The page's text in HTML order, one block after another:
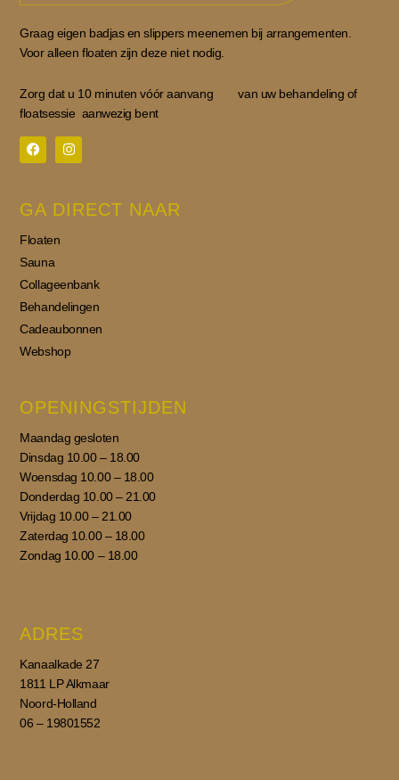
Graag eigen badjas en slippers meenemen bij arrangementen.
Voor alleen floaten zijn deze niet nodig.
Zorg dat u 10 minuten vóór aanvang van uw behandeling of
floatsessie aanwezig bent
e
o
o
k
GA DIRECT NAAR
Floaten
Sauna
Collageenbank
Behandelingen
Cadeaubonnen
Webshop
OPENINGSTIJDEN
Maandag gesloten
Dinsdag 10.00 – 18.00
Woensdag 10.00 – 18.00
Donderdag 10.00 – 21.00
Vrijdag 10.00 – 21.00
Zaterdag 10.00 – 18.00
Zondag 10.00 – 18.00
ADRES
Kanaalkade 27
1811 LP Alkmaar
Noord-Holland
06 – 19801552